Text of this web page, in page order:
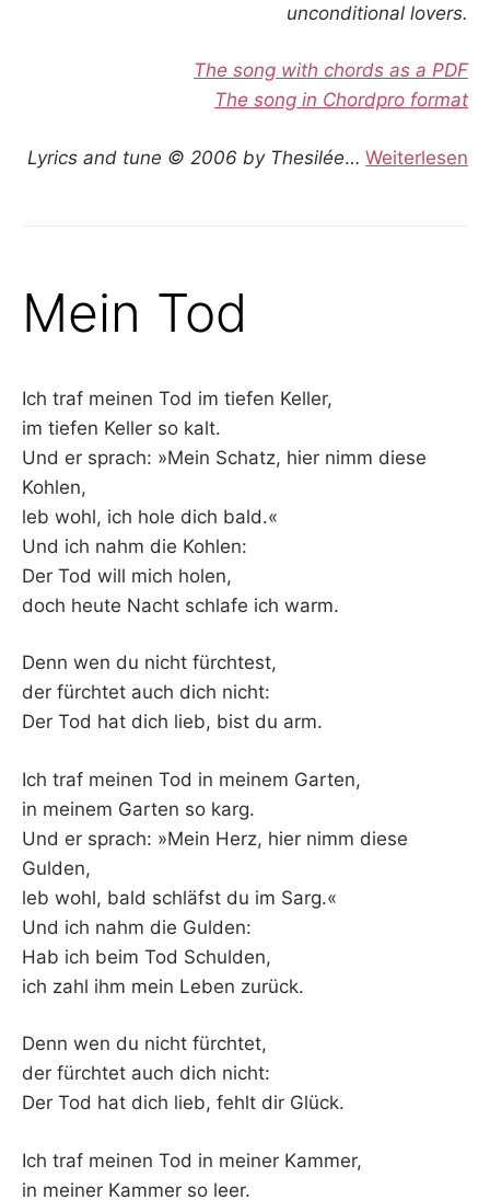
unconditional lovers.
The song with chords as a PDF
The song in Chordpro format
Lyrics and tune © 2006 by Thesilée… Weiterlesen
Mein Tod
Ich traf meinen Tod im tiefen Keller,
im tiefen Keller so kalt.
Und er sprach: »Mein Schatz, hier nimm diese
Kohlen,
leb wohl, ich hole dich bald.«
Und ich nahm die Kohlen:
Der Tod will mich holen,
doch heute Nacht schlafe ich warm.
Denn wen du nicht fürchtest,
der fürchtet auch dich nicht:
Der Tod hat dich lieb, bist du arm.
Ich traf meinen Tod in meinem Garten,
in meinem Garten so karg.
Und er sprach: »Mein Herz, hier nimm diese
Gulden,
leb wohl, bald schläfst du im Sarg.«
Und ich nahm die Gulden:
Hab ich beim Tod Schulden,
ich zahl ihm mein Leben zurück.
Denn wen du nicht fürchtet,
der fürchtet auch dich nicht:
Der Tod hat dich lieb, fehlt dir Glück.
Ich traf meinen Tod in meiner Kammer,
in meiner Kammer so leer.